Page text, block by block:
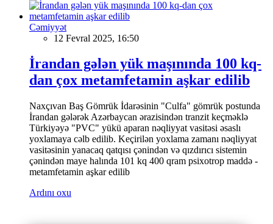
Cəmiyyət
12 Fevral 2025, 16:50
İrandan gələn yük maşınında 100 kq-
dan çox metamfetamin aşkar edilib
Naxçıvan Baş Gömrük İdarəsinin "Culfa" gömrük postunda
İrandan gələrək Azərbaycan ərazisindən tranzit keçməklə
Türkiyəyə "PVC" yükü aparan nəqliyyat vasitəsi əsaslı
yoxlamaya cəlb edilib. Keçirilən yoxlama zamanı nəqliyyat
vasitəsinin yanacaq qatqısı çənindən və qızdırıcı sistemin
çənindən maye halında 101 kq 400 qram psixotrop maddə -
metamfetamin aşkar edilib
Ardını oxu